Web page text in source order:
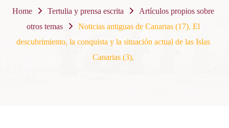
Home Tertulia y prensa escrita
Artículos propios sobre
otros temas
Noticias antiguas de Canarias (17). El
descubrimiento, la conquista y la situación actual de las Islas
Canarias (3),